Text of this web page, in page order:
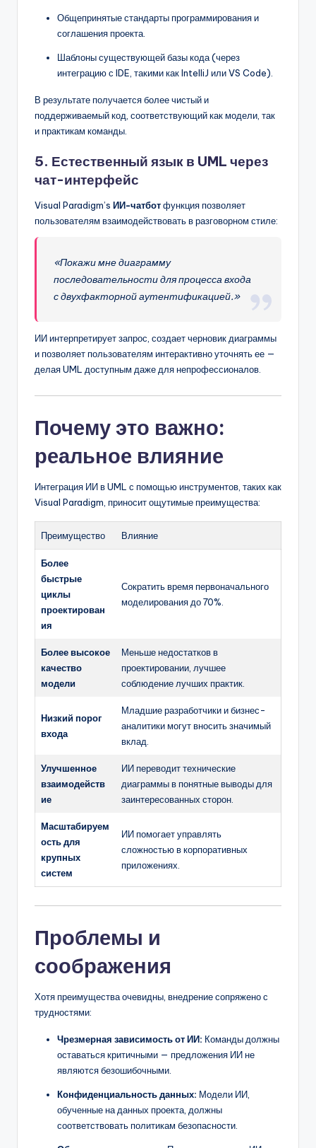
Общепринятые стандарты программирования и
соглашения проекта.
Шаблоны существующей базы кода (через
интеграцию с IDE, такими как IntelliJ или VS Code).
В результате получается более чистый и
поддерживаемый код, соответствующий как модели, так
и практикам команды.
5. Естественный язык в UML через
чат-интерфейс
Visual Paradigm’s ИИ-чатботфункция позволяет
пользователям взаимодействовать в разговорном стиле:
«Покажи мне диаграмму
последовательности для процесса входа
с двухфакторной аутентификацией.»
ИИ интерпретирует запрос, создает черновик диаграммы
и позволяет пользователям интерактивно уточнять ее —
делая UML доступным даже для непрофессионалов.
Почему это важно:
реальное влияние
Интеграция ИИ в UML с помощью инструментов, таких как
Visual Paradigm, приносит ощутимые преимущества:
Преимущество Влияние
Более
быстрые
циклы
проектирован
ия
Сократить время первоначального
моделирования до 70%.
Более высокое
качество
модели
Меньше недостатков в
проектировании, лучшее
соблюдение лучших практик.
Низкий порог
входа
Младшие разработчики и бизнес-
аналитики могут вносить значимый
вклад.
Улучшенное
взаимодейств
ие
ИИ переводит технические
диаграммы в понятные выводы для
заинтересованных сторон.
Масштабируем
ость для
крупных
систем
ИИ помогает управлять
сложностью в корпоративных
приложениях.
Проблемы и
соображения
Хотя преимущества очевидны, внедрение сопряжено с
трудностями:
Чрезмерная зависимость от ИИ: Команды должны
оставаться критичными — предложения ИИ не
являются безошибочными.
Конфиденциальность данных: Модели ИИ,
обученные на данных проекта, должны
соответствовать политикам безопасности.